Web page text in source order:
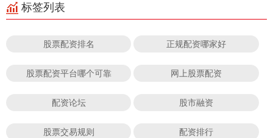
标签列表
股票配资排名 正规配资哪家好
股票配资平台哪个可靠 网上股票配资
配资论坛 股市融资
股票交易规则 配资排行